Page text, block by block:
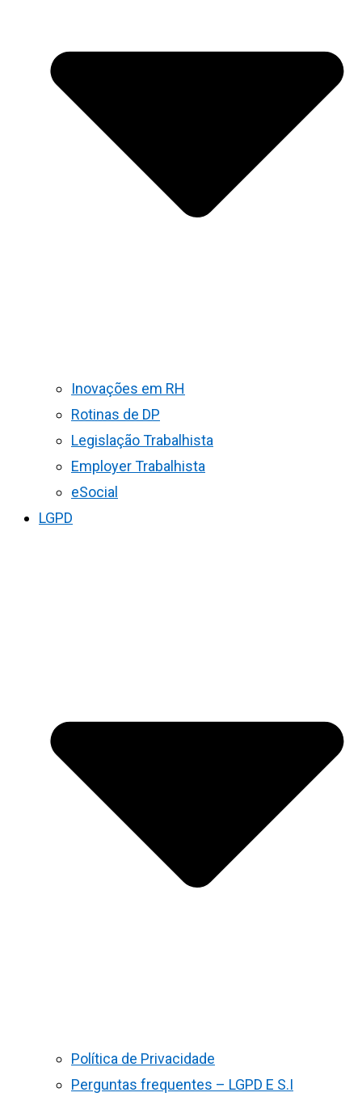
Inovações em RH
Rotinas de DP
Legislação Trabalhista
Employer Trabalhista
eSocial
LGPD
Política de Privacidade
Perguntas frequentes – LGPD E S.I